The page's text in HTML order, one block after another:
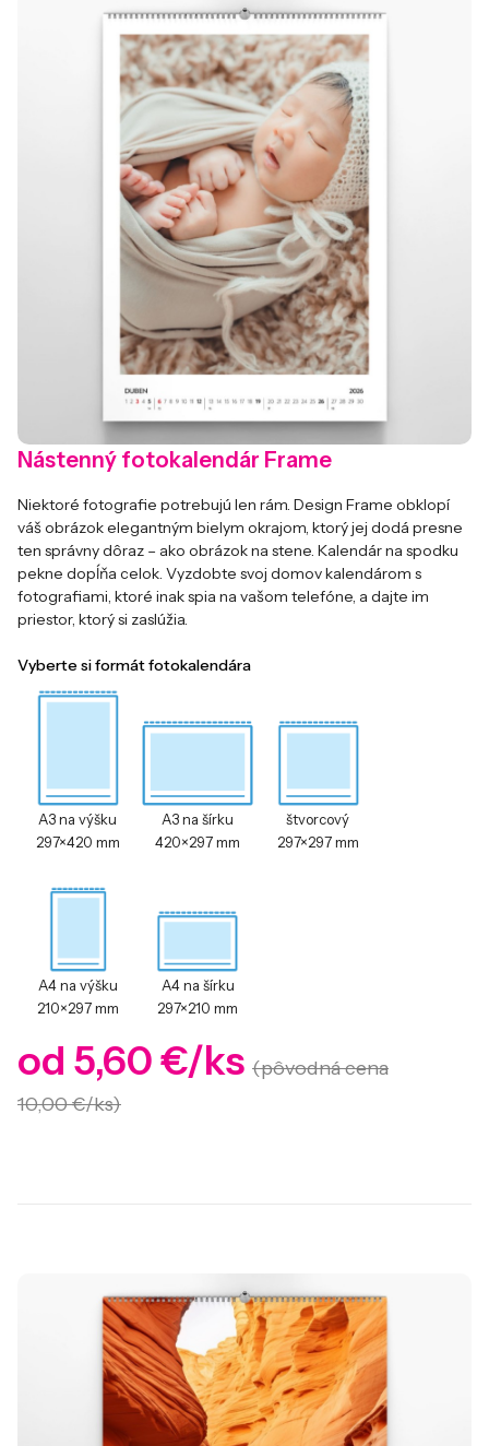
Nástenný fotokalendár Frame
Niektoré fotografie potrebujú len rám. Design Frame obklopí
váš obrázok elegantným bielym okrajom, ktorý jej dodá presne
ten správny dôraz – ako obrázok na stene. Kalendár na spodku
pekne dopĺňa celok. Vyzdobte svoj domov kalendárom s
fotografiami, ktoré inak spia na vašom telefóne, a dajte im
priestor, ktorý si zaslúžia.
Vyberte si formát fotokalendára
A3 na výšku
297×420 mm
A3 na šírku
420×297 mm
štvorcový
297×297 mm
A4 na výšku
210×297 mm
A4 na šírku
297×210 mm
od 5,60 €/ks (pôvodná cena
10,00 €/ks)